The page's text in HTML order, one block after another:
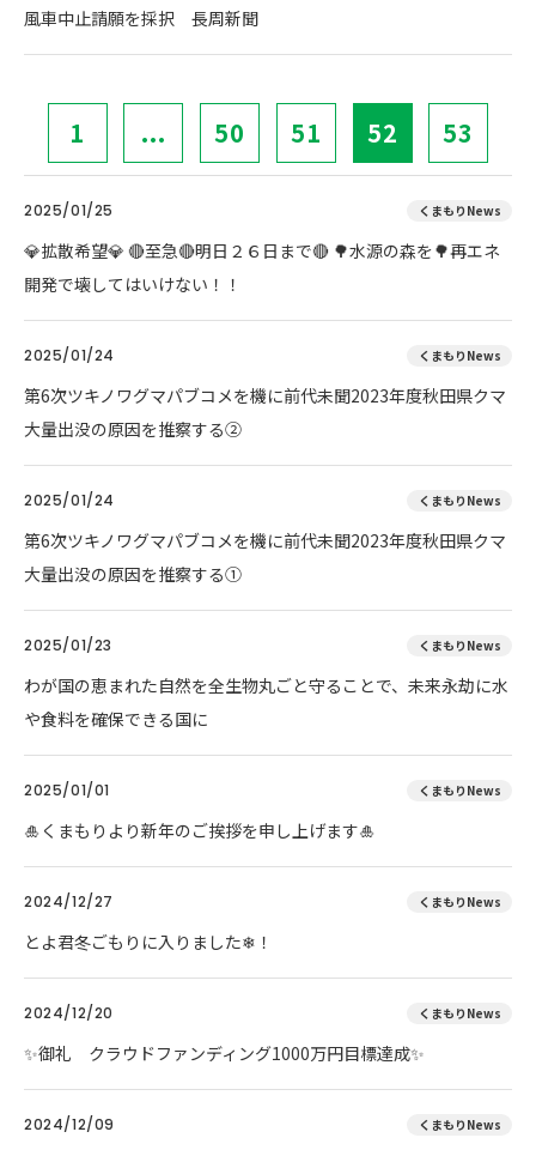
風車中止請願を採択 長周新聞
1 ... 50 51 52 53
2025/01/25 くまもりNews
💎拡散希望💎 🔴至急🔴明日２６日まで🔴 🌳水源の森を🌳再エネ
開発で壊してはいけない！！
2025/01/24 くまもりNews
第6次ツキノワグマパブコメを機に前代未聞2023年度秋田県クマ
大量出没の原因を推察する②
2025/01/24 くまもりNews
第6次ツキノワグマパブコメを機に前代未聞2023年度秋田県クマ
大量出没の原因を推察する①
2025/01/23 くまもりNews
わが国の恵まれた自然を全生物丸ごと守ることで、未来永劫に水
や食料を確保できる国に
2025/01/01 くまもりNews
🎍くまもりより新年のご挨拶を申し上げます🎍
2024/12/27 くまもりNews
とよ君冬ごもりに入りました❄！
2024/12/20 くまもりNews
✨御礼 クラウドファンディング1000万円目標達成✨
2024/12/09 くまもりNews